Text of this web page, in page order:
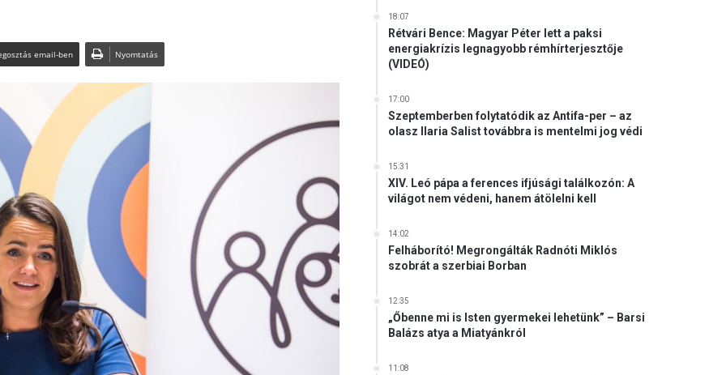
email-ben Nyomtatás
18:07
Rétvári Bence: Magyar Péter lett a paksi
energiakrízis legnagyobb rémhírterjesztője
(VIDEÓ)
17:00
Szeptemberben folytatódik az Antifa-per – az
olasz Ilaria Salist továbbra is mentelmi jog védi
15:31
XIV. Leó pápa a ferences ifjúsági találkozón: A
világot nem védeni, hanem átölelni kell
14:02
Felháborító! Megrongálták Radnóti Miklós
szobrát a szerbiai Borban
12:35
„Őbenne mi is Isten gyermekei lehetünk” – Barsi
Balázs atya a Miatyánkról
11:08